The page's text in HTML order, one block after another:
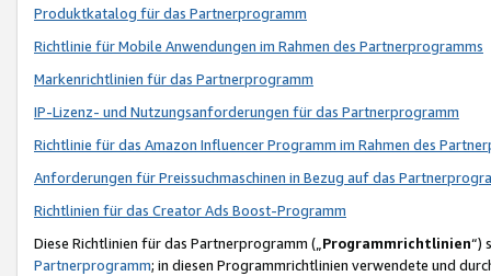
Produktkatalog für das Partnerprogramm
Richtlinie für Mobile Anwendungen im Rahmen des Partnerprogramms
Markenrichtlinien für das Partnerprogramm
IP-Lizenz- und Nutzungsanforderungen für das Partnerprogramm
Richtlinie für das Amazon Influencer Programm im Rahmen des
Anforderungen für Preissuchmaschinen in Bezug auf das
Richtlinien für das Creator Ads Boost-Programm
Diese Richtlinien für das Partnerprogramm („Programmrichtlinien“)
Partnerprogramm; in diesen Programmrichtlinien verwendete und